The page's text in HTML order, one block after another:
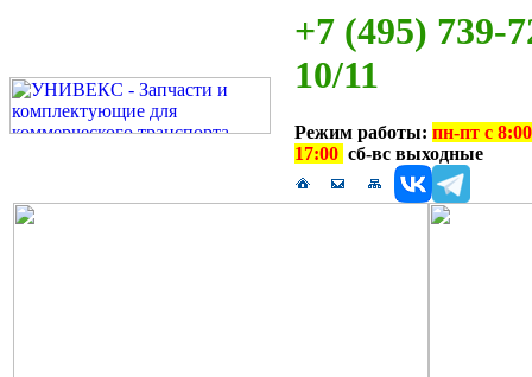
+7 (495) 739-
10/11
Режим работы: пн-пт с
17:00 сб-вс выходные